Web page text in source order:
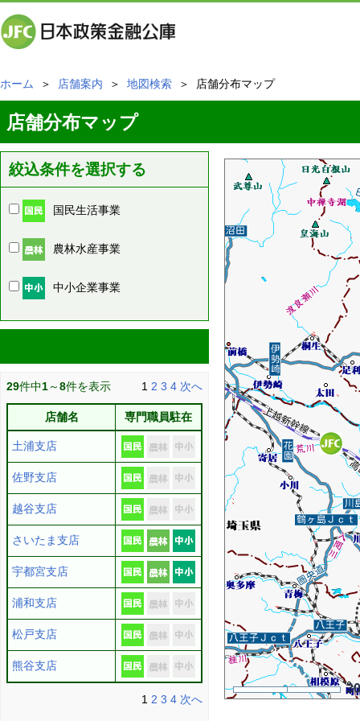
ホーム ＞ 店舗案内 ＞ 地図検索 ＞ 店舗分布マップ
店舗分布マップ
絞込条件を選択する
国民生活事業
農林水産事業
中小企業事業
29件中1～8件を表示 1 2 3 4 次へ
店舗名 専門職員駐在
土浦支店
佐野支店
越谷支店
さいたま支店
宇都宮支店
浦和支店
松戸支店
熊谷支店
1 2 3 4 次へ